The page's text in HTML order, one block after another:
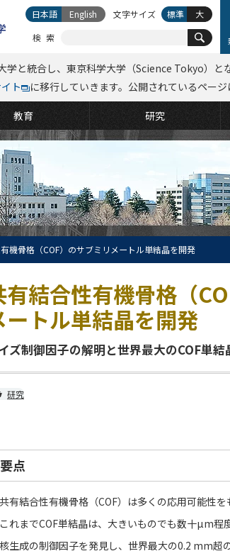
教育 研究
と統合し、東京科学大学（Science Tokyo）と
ト に移行していきます。公開されているペー
検索
日本語 English 文字サイズ 標準 大
機骨格（COF）のサブミリメートル単結晶を開発
有結合性有機骨格（
ートル単結晶を開発
ズ制御因子の解明と世界最大のCOF単結
研究
要点
共有結合性有機骨格（COF）は多くの応用可能性
これまでCOF単結晶は、大きいものでも数十µm程
核生成の制御因子を発見し、世界最大の0.2 mm超